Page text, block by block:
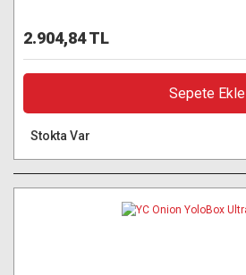
2.904,84 TL
Sepete Ekle
Stokta Var